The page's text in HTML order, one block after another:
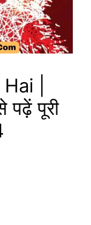
|
पढ़ें पूरी